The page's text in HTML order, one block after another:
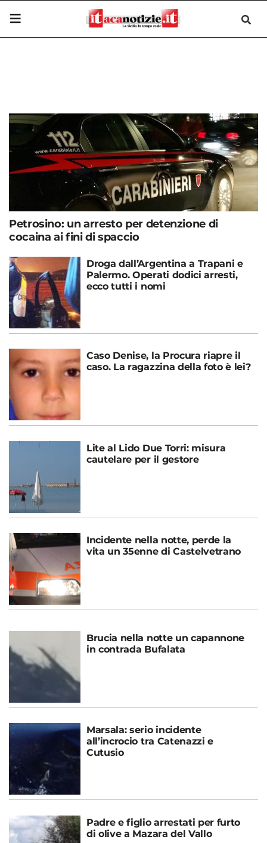
Petrosino: un arresto per detenzione di
cocaina ai fini di spaccio
Droga dall’Argentina a Trapani e
Palermo. Operati dodici arresti,
ecco tutti i nomi
Caso Denise, la Procura riapre il
caso. La ragazzina della foto è lei?
Lite al Lido Due Torri: misura
cautelare per il gestore
Incidente nella notte, perde la
vita un 35enne di Castelvetrano
Brucia nella notte un capannone
in contrada Bufalata
Marsala: serio incidente
all’incrocio tra Catenazzi e
Cutusio
Padre e figlio arrestati per furto
di olive a Mazara del Vallo